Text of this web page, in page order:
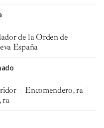
de la Orden de
España
Encomendero, ra
ra